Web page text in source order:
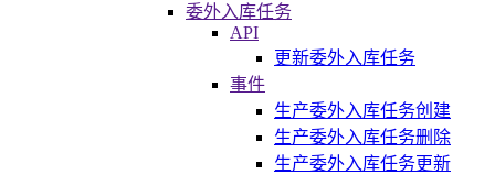
委外入库任务
API
更新委外入库任务
事件
生产委外入库任务创建
生产委外入库任务删除
生产委外入库任务更新